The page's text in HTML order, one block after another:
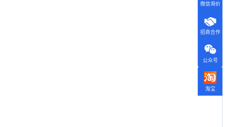
微信询价
招商合作
公众号
淘宝